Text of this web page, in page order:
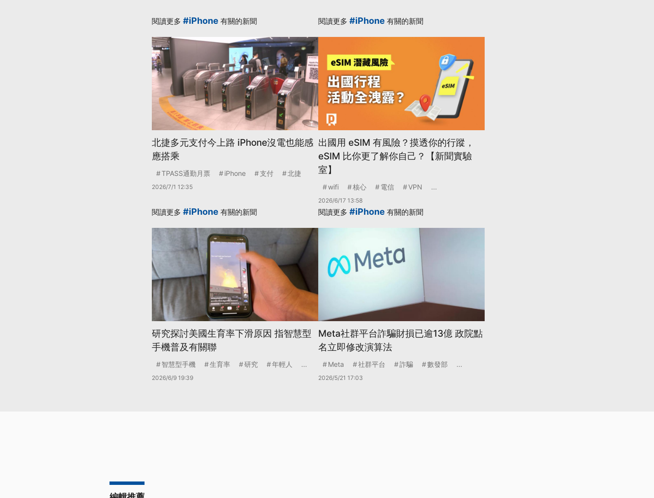
閱讀更多 #iPhone 有關的新聞
北捷多元支付今上路 iPhone沒電也能感
應搭乘
TPASS通勤月票 iPhone 支付 北捷
2026/7/1 12:35
閱讀更多 #iPhone 有關的新聞
出國用 eSIM 有風險？摸透你的行蹤，
eSIM 比你更了解你自己？【新聞實驗
室】
wifi 核心 電信 VPN ...
2026/6/17 13:58
閱讀更多 #iPhone 有關的新聞
研究探討美國生育率下滑原因 指智慧型
手機普及有關聯
智慧型手機 生育率 研究 年輕人 ...
2026/6/9 19:39
閱讀更多 #iPhone 有關的新聞
Meta社群平台詐騙財損已逾13億 政院點
名立即修改演算法
Meta 社群平台 詐騙 數發部 ...
2026/5/21 17:03